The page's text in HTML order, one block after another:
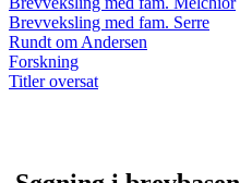
Brevveksling med fam. Serre
Rundt om Andersen
Forskning
Titler oversat